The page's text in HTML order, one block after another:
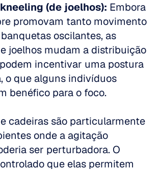
(de joelhos): Embora
promovam tanto movimento
oscilantes, as
joelhos mudam a distribuição
incentivar uma postura
o que alguns indivíduos
benéfico para o foco.
cadeiras são particularmente
onde a agitação
ser perturbadora. O
que elas permitem